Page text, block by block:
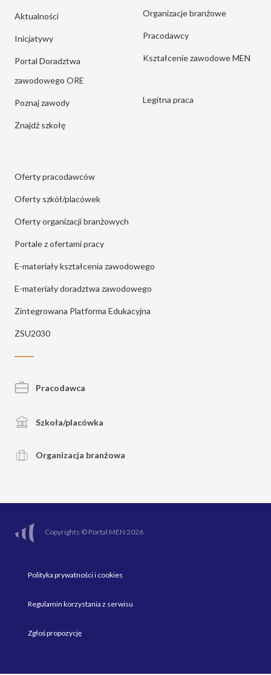
Aktualności
Inicjatywy
Portal Doradztwa
zawodowego ORE
Poznaj zawody
Znajdź szkołę
Organizacje branżowe
Pracodawcy
Kształcenie zawodowe MEN
Legitna praca
Oferty pracodawców
Oferty szkół/placówek
Oferty organizacji branżowych
Portale z ofertami pracy
E-materiały kształcenia zawodowego
E-materiały doradztwa zawodowego
Zintegrowana Platforma Edukacyjna
ZSU2030
Pracodawca
Szkoła/placówka
Organizacja branżowa
Copyrights © Portal MEN 2026
Polityka prywatności i cookies
Regulamin korzystania z serwisu
Zgłoś propozycję